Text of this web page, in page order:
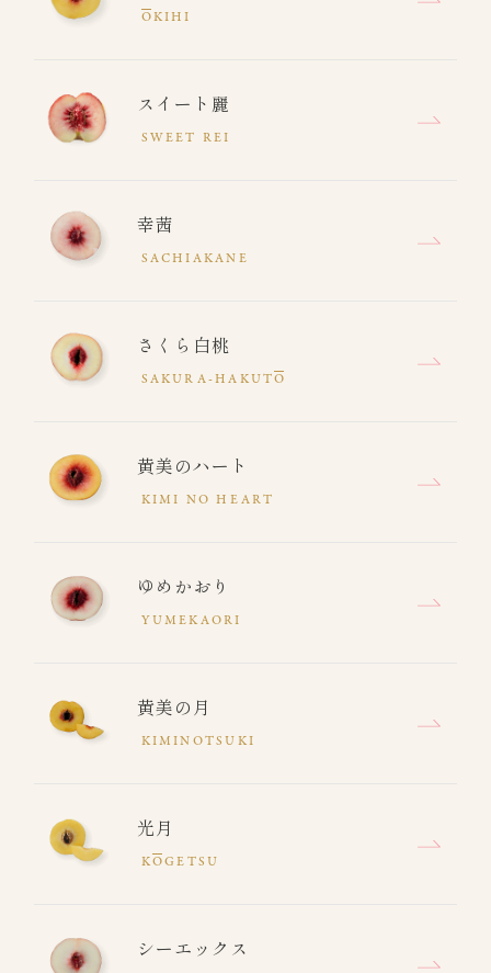
OKIHI
スイート麗
SWEET REI
幸茜
SACHIAKANE
さくら白桃
SAKURA-HAKUTO
黄美のハート
KIMI NO HEART
ゆめかおり
YUMEKAORI
黄美の月
KIMINOTSUKI
光月
KOGETSU
シーエックス